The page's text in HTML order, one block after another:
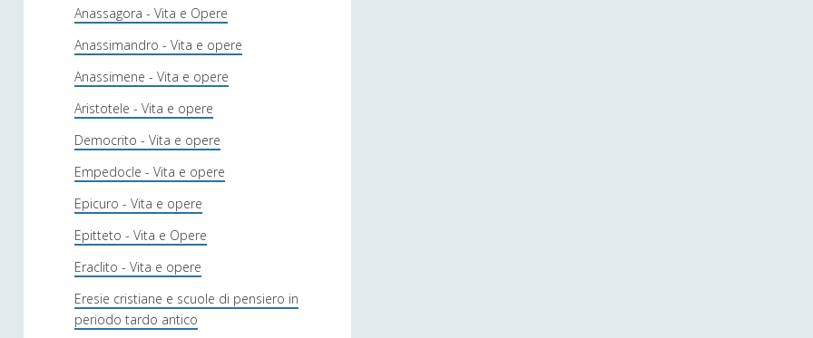
Anassagora - Vita e Opere
Anassimandro - Vita e opere
Anassimene - Vita e opere
Aristotele - Vita e opere
Democrito - Vita e opere
Empedocle - Vita e opere
Epicuro - Vita e opere
Epitteto - Vita e Opere
Eraclito - Vita e opere
Eresie cristiane e scuole di pensiero in
periodo tardo antico